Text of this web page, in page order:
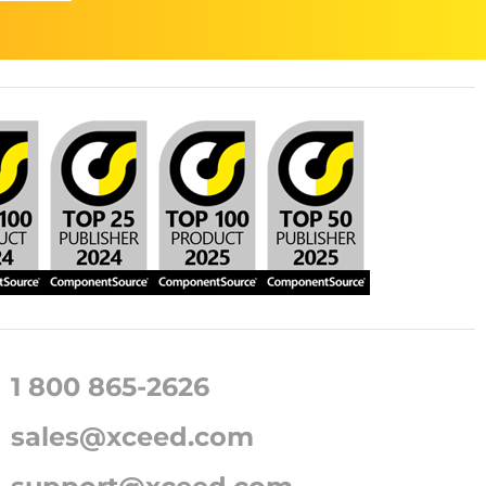
1 800 865-2626
sales@xceed.com